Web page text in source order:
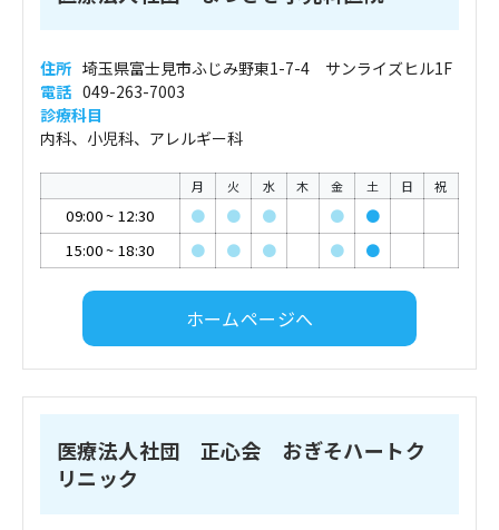
住所 埼玉県富士見市ふじみ野東1-7-4 サンライズヒル1F
電話 049-263-7003
診療科目
内科、小児科、アレルギー科
月 火 水 木 金 土 日 祝
09:00~ 12:30 ● ● ● ●
●
15:00~ 18:30 ● ● ● ● ●
ホームページへ
医療法人社団 正心会 おぎそハートク
リニック